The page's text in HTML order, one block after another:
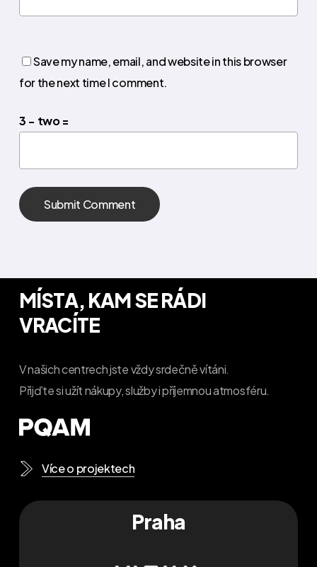
Save my name, email, and website in this browser
for the next time I comment.
3 − two =
MÍSTA, KAM SE RÁDI
VRACÍTE
V našich centrech jste vždy srdečně vítáni.
Přijďte si užít nákupy, služby i příjemnou atmosféru.
Více o projektech
Praha